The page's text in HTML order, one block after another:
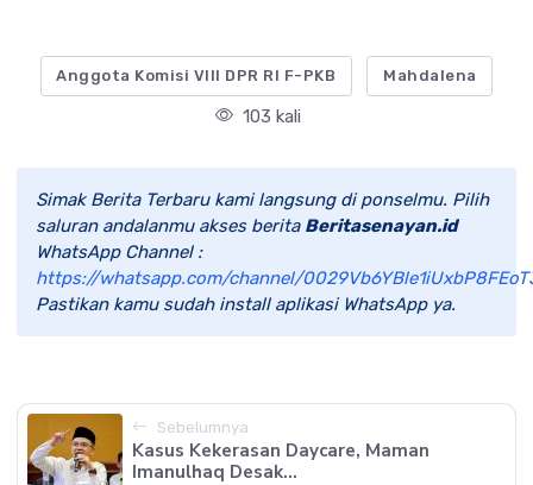
Anggota Komisi VIII DPR RI F-PKB Mahdalena
103 kali
Simak Berita Terbaru kami langsung di ponselmu. Pilih
saluran andalanmu akses berita Beritasenayan.id
WhatsApp Channel :
https://whatsapp.com/channel/
Pastikan kamu sudah install aplikasi WhatsApp ya.
Sebelumnya
Kasus Kekerasan Daycare, Maman
Imanulhaq Desak...